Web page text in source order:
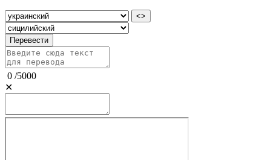
<>
Перевести
0 /5000
✕